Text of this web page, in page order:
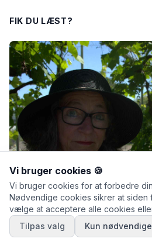
FIK DU LÆST?
NATUR
Juli: Der er ingen genveje –
Vi bruger cookies 🍪
Vi bruger cookies for at forbedre
Nødvendige cookies sikrer at siden
vælge at acceptere alle cookies
Tilpas valg
Kun nødvendige